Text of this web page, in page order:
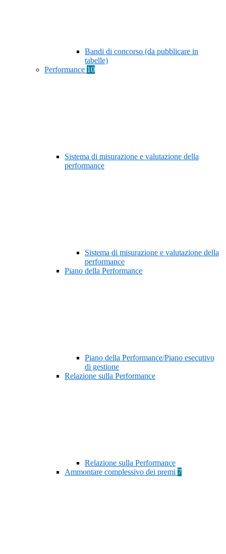
Bandi di concorso (da pubblicare in
tabelle)
Performance 10
Sistema di misurazione e valutazione della
performance
Sistema di misurazione e valutazione della
performance
Piano della Performance
Piano della Performance/Piano esecutivo
di gestione
Relazione sulla Performance
Relazione sulla Performance
Ammontare complessivo dei premi 7